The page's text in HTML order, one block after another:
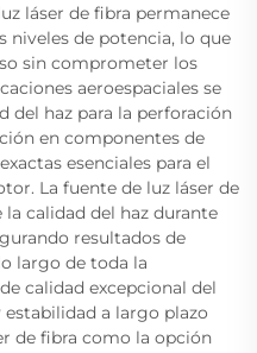
láser de fibra permanece
niveles de potencia, lo que
sin comprometer los
aeroespaciales se
del haz para la perforación
en componentes de
esenciales para el
La fuente de luz láser de
calidad del haz durante
resultados de
largo de toda la
calidad excepcional del
estabilidad a largo plazo
de fibra como la opción